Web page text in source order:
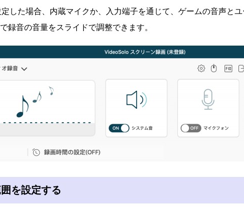
した場合、内蔵マイクか、入力端子を通じて、ゲームの音声と
録音の音量をスライドで調整できます。
を設定する